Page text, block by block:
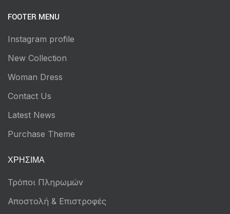
FOOTER MENU
Instagram profile
New Collection
Woman Dress
Contact Us
Latest News
Purchase Theme
ΧΡΉΣΙΜΑ
Τρόποι Πληρωμών
Αποστολή & Επιστροφές